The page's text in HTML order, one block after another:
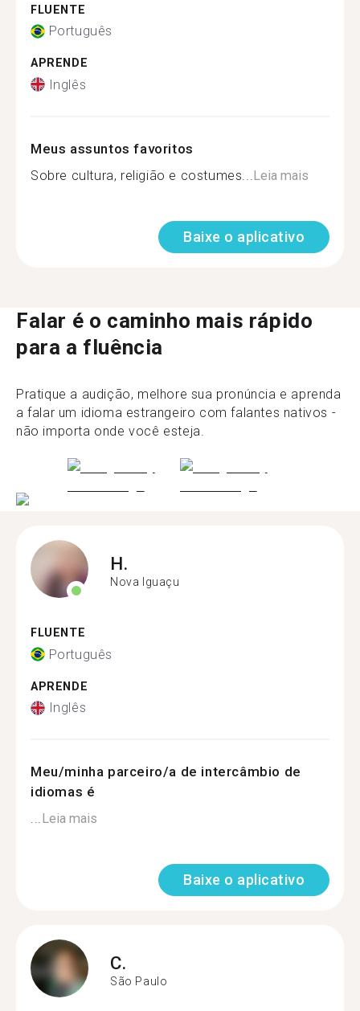
FLUENTE
Português
APRENDE
Inglês
Meus assuntos favoritos
Sobre cultura, religião e costumes... Leia mais
Baixe o aplicativo
Falar é o caminho mais rápido
para a fluência
Pratique a audição, melhore sua pronúncia e aprenda
a falar um idioma estrangeiro com falantes nativos -
não importa onde você esteja.
H.
Nova Iguaçu
FLUENTE
Português
APRENDE
Inglês
Meu/minha parceiro/a de intercâmbio de
idiomas é
...Leia mais
Baixe o aplicativo
C.
São Paulo